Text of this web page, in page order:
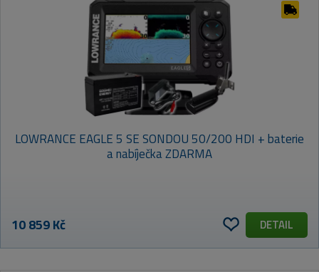
LOWRANCE EAGLE 5 SE SONDOU 50/200 HDI + baterie
a nabíječka ZDARMA
10 859 Kč DETAIL